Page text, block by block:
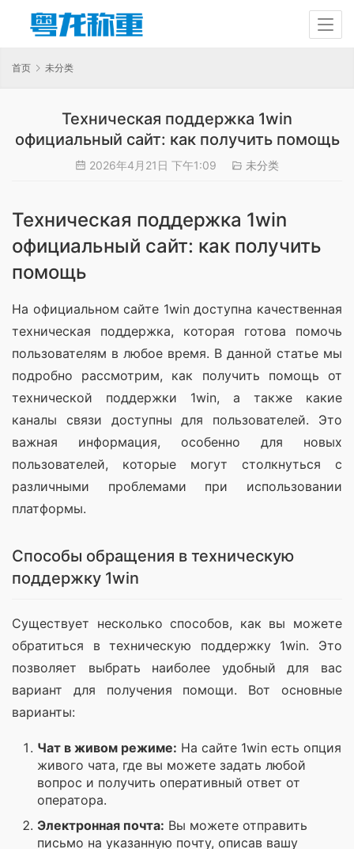
首页 未分类
Техническая поддержка 1win
официальный сайт: как получить помощь
2026年4月21日 下午1:09 未分类
Техническая поддержка 1win
официальный сайт: как получить
помощь
На официальном сайте 1win доступна качественная
техническая поддержка, которая готова помочь
пользователям в любое время. В данной статье мы
подробно рассмотрим, как получить помощь от
технической поддержки 1win, а также какие
каналы связи доступны для пользователей. Это
важная информация, особенно для новых
пользователей, которые могут столкнуться с
различными проблемами при использовании
платформы.
Способы обращения в техническую
поддержку 1win
Существует несколько способов, как вы можете
обратиться в техническую поддержку 1win. Это
позволяет выбрать наиболее удобный для вас
вариант для получения помощи. Вот основные
варианты:
Чат в живом режиме: На сайте 1win есть опция
живого чата, где вы можете задать любой
вопрос и получить оперативный ответ от
оператора.
Электронная почта: Вы можете отправить
письмо на указанную почту, описав вашу